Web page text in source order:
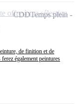
de finition et de
également peintures
CDDTemps plein
offre à ma sélection